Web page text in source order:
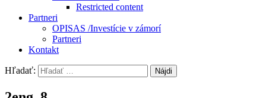
Restricted content
Partneri
OPISAS /Investície v zámorí
Partneri
Kontakt
Hľadať: